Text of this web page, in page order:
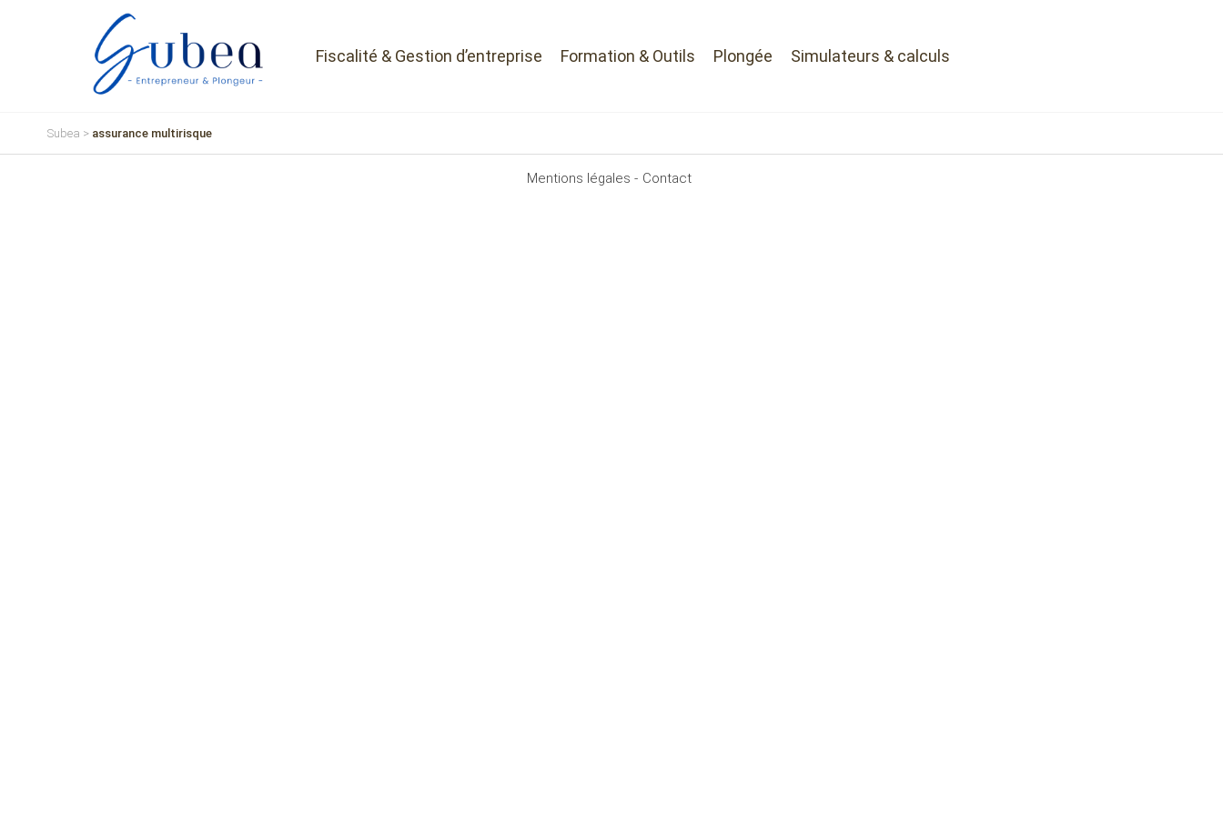
Fiscalité & Gestion d’entreprise Formation & Outils Plongée Simulateurs & calculs
Subea > assurance multirisque
Mentions légales - Contact